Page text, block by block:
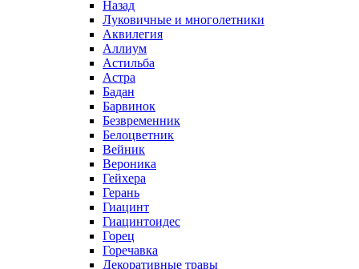
Назад
Луковичные и многолетники
Аквилегия
Аллиум
Астильба
Астра
Бадан
Барвинок
Безвременник
Белоцветник
Вейник
Вероника
Гейхера
Герань
Гиацинт
Гиацинтоидес
Горец
Горечавка
Декоративные травы